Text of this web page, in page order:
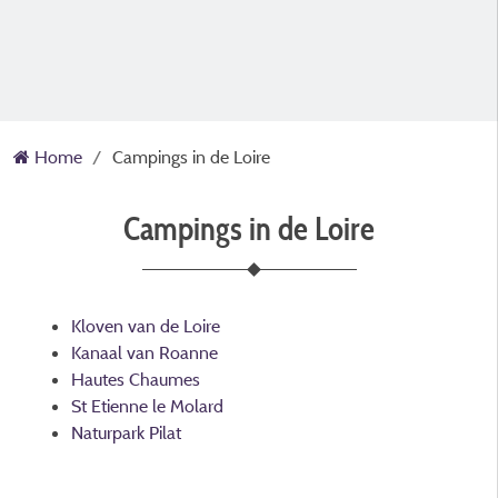
Home Campings in de Loire
Campings in de Loire
Kloven van de Loire
Kanaal van Roanne
Hautes Chaumes
St Etienne le Molard
Naturpark Pilat